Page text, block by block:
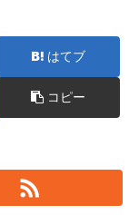
はてブ
コピー